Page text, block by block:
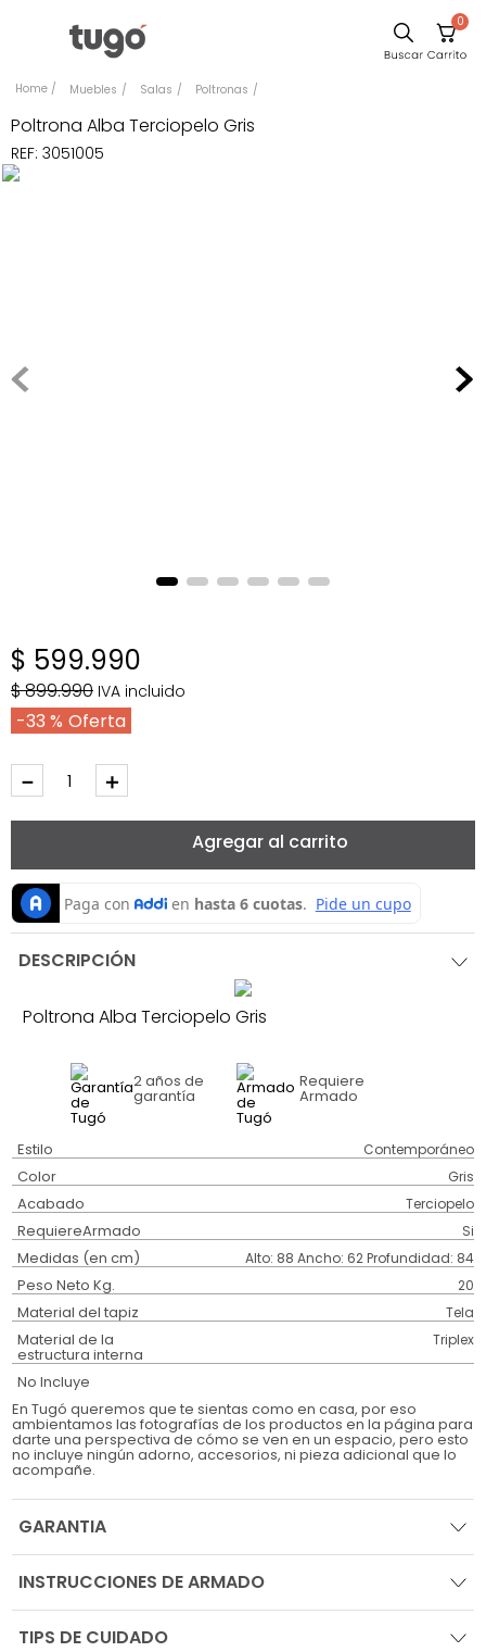
0
Muebles Salas Poltronas
Poltrona Alba Terciopelo Gris
REF: 3051005
$ 599.990
$899.990 IVA incluido
33 %
＋
－
Agregar al carrito
DESCRIPCIÓN
Poltrona Alba Terciopelo Gris
2 años de
garantía
Requiere
Armado
Estilo Contemporáneo
Color Gris
Acabado Terciopelo
RequiereArmado Si
Medidas (en cm) Alto: 88 Ancho: 62 Profundidad: 84
Peso Neto Kg. 20
Material del tapiz Tela
Material de la
estructura interna
Triplex
No Incluye
En Tugó queremos que te sientas como en casa, por eso
ambientamos las fotografías de los productos en la página para
darte una perspectiva de cómo se ven en un espacio, pero esto
no incluye ningún adorno, accesorios, ni pieza adicional que lo
acompañe.
GARANTIA
INSTRUCCIONES DE ARMADO
TIPS DE CUIDADO
Comedor
Escritorio
Sillas